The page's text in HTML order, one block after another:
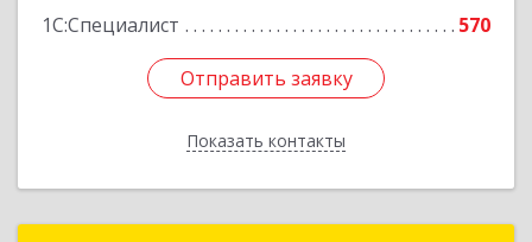
1С:Специалист
570
Отправить заявку
Показать контакты
Отправить заявку
Назад